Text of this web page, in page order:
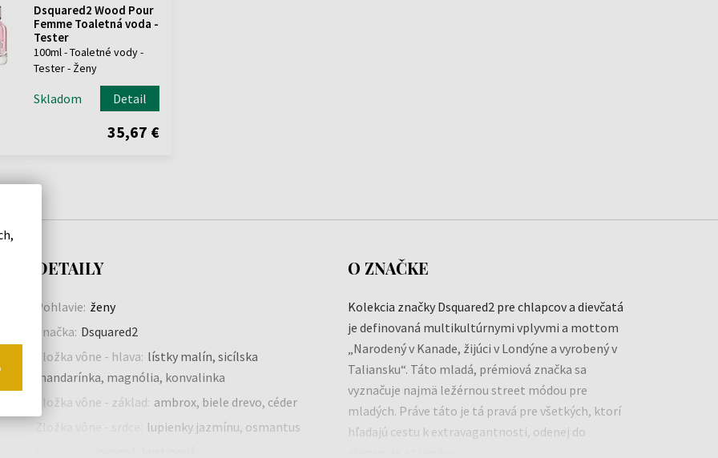
Dsquared2 Wood Pour
Femme Toaletná voda -
Tester
100ml - Toaletné vody -
Tester - Ženy
Skladom Detail
35,67 €
DETAILY
Pohlavie: ženy
Značka: Dsquared2
Zložka vône - hlava: lístky malín, sicílska
mandarínka, magnólia, konvalinka
Zložka vône - základ: ambrox, biele drevo, céder
Zložka vône - srdce:
lupienky jazmínu, osmantus
O ZNAČKE
Kolekcia značky Dsquared2 pre chlapcov a dievčatá
je definovaná multikultúrnymi vplyvmi a mottom
„Narodený v Kanade, žijúci v Londýne a vyrobený v
Taliansku“. Táto mladá, prémiová značka sa
vyznačuje najmä ležérnou street módou pre
mladých. Práve táto je tá pravá pre všetkých, ktorí
hľadajú cestu k extravagantnosti, odenej do